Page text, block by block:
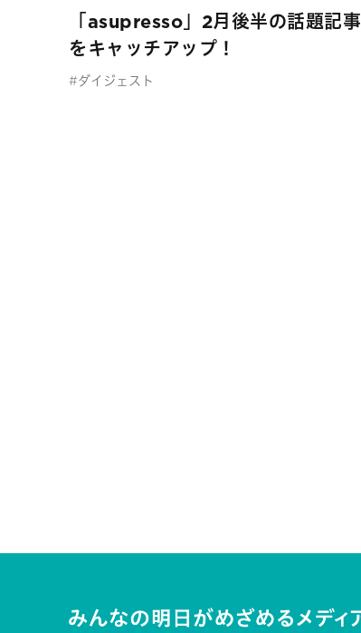
「asupresso」2月後半の話題記事
をキャッチアップ！
#ダイジェスト